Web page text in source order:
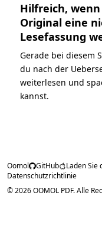
Hilfreich,
Original eine
Lesefassung
Gerade bei diesem
du nach der
weiterlesen und
kannst.
Oomol GitHub Laden Sie
Datenschutzrichtlinie
© 2026 OOMOL PDF. Alle